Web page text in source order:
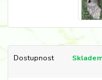
Dostupnost